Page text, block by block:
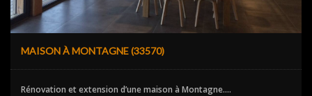
MAISON À MONTAGNE (33570)
Rénovation et extension d’une maison à Montagne....